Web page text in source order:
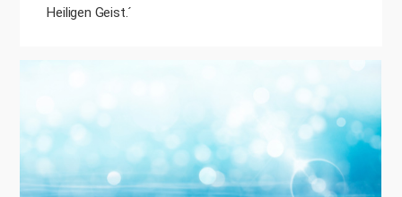
Heiligen Geist.´